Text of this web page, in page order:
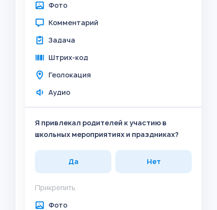
Фото
Комментарий
Задача
Штрих-код
Геолокация
Аудио
Я привлекал родителей к участию в
школьных мероприятиях и праздниках?
Да Нет
Прикрепить
Фото